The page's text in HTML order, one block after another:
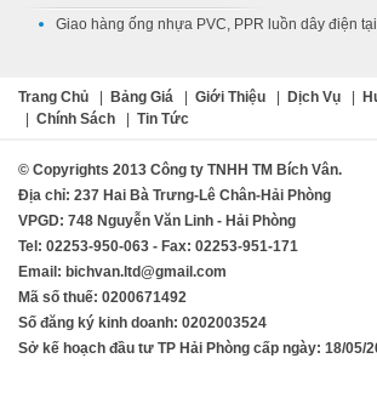
Giao hàng ống nhựa PVC, PPR luồn dây điện
Trang Chủ | Bảng Giá | Giới Thiệu | Dịch Vụ |
| Chính Sách | Tin Tức
© Copyrights 2013 Công ty TNHH TM Bích Vân.
Địa chỉ: 237 Hai Bà Trưng-Lê Chân-Hải Phòng
VPGD: 748 Nguyễn Văn Linh - Hải Phòng
Tel: 02253-950-063 - Fax: 02253-951-171
Email: bichvan.ltd@gmail.com
Mã số thuế: 0200671492
Số đăng ký kinh doanh: 0202003524
Sở kế hoạch đầu tư TP Hải Phòng cấp ngày: 18/05/